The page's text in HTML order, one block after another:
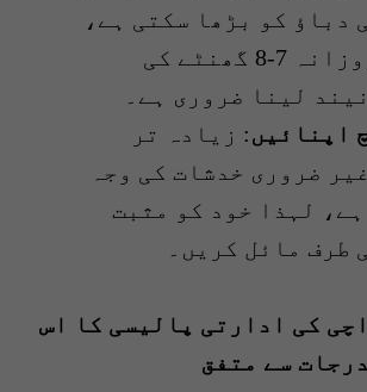
دباؤ کو بڑھا سکتی ہے،
اس لیے روزانہ 7-8 گھنٹے کی
لینا ضروری ہے۔
اپنائیں: زیادہ تر
ضروری خدشات کی وجہ
لہذا خود کو مثبت
طرف مائل کریں۔
کی ادارتی پالیسی کا اس
سے متفق